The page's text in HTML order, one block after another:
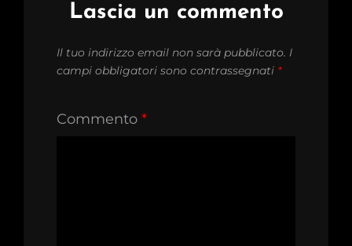
Lascia un commento
Il tuo indirizzo email non sarà pubblicato. I
campi obbligatori sono contrassegnati *
Commento *